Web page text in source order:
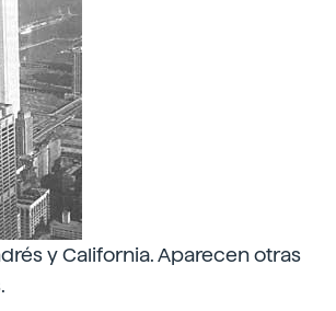
y California. Aparecen otras